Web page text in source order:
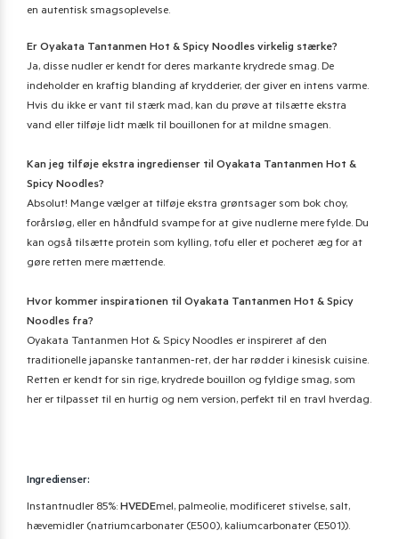
en autentisk smagsoplevelse.
Er Oyakata Tantanmen Hot & Spicy Noodles virkelig stærke?
Ja, disse nudler er kendt for deres markante krydrede smag. De
indeholder en kraftig blanding af krydderier, der giver en intens varme.
Hvis du ikke er vant til stærk mad, kan du prøve at tilsætte ekstra
vand eller tilføje lidt mælk til bouillonen for at mildne smagen.
Kan jeg tilføje ekstra ingredienser til Oyakata Tantanmen Hot &
Spicy Noodles?
Absolut! Mange vælger at tilføje ekstra grøntsager som bok choy,
forårsløg, eller en håndfuld svampe for at give nudlerne mere fylde. Du
kan også tilsætte protein som kylling, tofu eller et pocheret æg for at
gøre retten mere mættende.
Hvor kommer inspirationen til Oyakata Tantanmen Hot & Spicy
Noodles fra?
Oyakata Tantanmen Hot & Spicy Noodles er inspireret af den
traditionelle japanske tantanmen-ret, der har rødder i kinesisk cuisine.
Retten er kendt for sin rige, krydrede bouillon og fyldige smag, som
her er tilpasset til en hurtig og nem version, perfekt til en travl hverdag.
Ingredienser:
Instantnudler 85%: HVEDEmel, palmeolie, modificeret stivelse, salt,
hævemidler (natriumcarbonater (E500), kaliumcarbonater (E501)).